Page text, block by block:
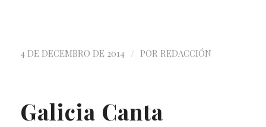
4 DE DECEMBRO DE 2014 / POR REDACCIÓN
Galicia Canta